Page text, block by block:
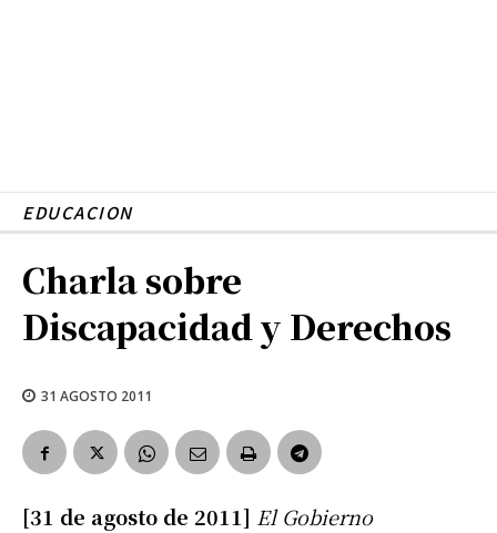
EDUCACION
Charla sobre
Discapacidad y Derechos
31 AGOSTO 2011
[31 de agosto de 2011] El Gobierno